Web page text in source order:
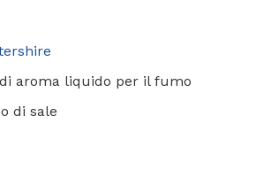
aroma liquido per il fumo
di sale